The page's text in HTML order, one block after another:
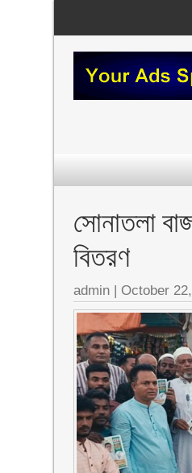
‎সোনাতলা
বিতরণ
admin | October